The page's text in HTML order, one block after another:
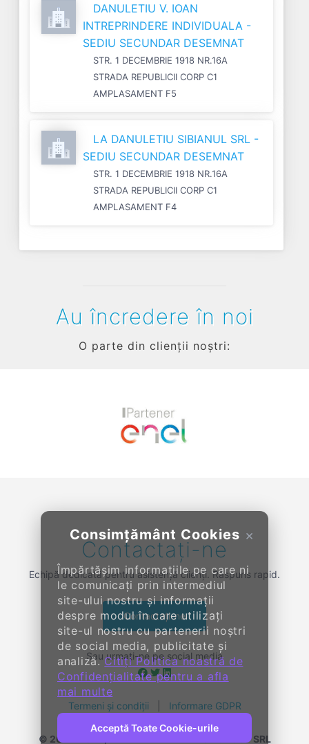
DANULETIU V. IOAN
INTREPRINDERE INDIVIDUALA -
SEDIU SECUNDAR DESEMNAT
STR. 1 DECEMBRIE 1918 NR.16A
STRADA REPUBLICII CORP C1
AMPLASAMENT F5
LA DANULETIU SIBIANUL SRL -
SEDIU SECUNDAR DESEMNAT
STR. 1 DECEMBRIE 1918 NR.16A
STRADA REPUBLICII CORP C1
AMPLASAMENT F4
×
Consimțământ Cookies
Împărtășim informațiile pe care ni
le comunicați prin intermediul
site-ului nostru și informații
despre modul în care utilizați
site-ul nostru cu partenerii noștri
de social media, publicitate și
analiză.Citiți Politica noastră de
Confidențialitate pentru a afla
mai multe
Acceptă Toate Cookie-urile
Au încredere în noi
O parte din clienții noștri:
Contactați-ne
Echipă dedicată pentru asistență clienți. Răspuns rapid.
Contactați-ne
Sau urmați-ne pe social media
Termeni și condiții Informare GDPR
© 2014- 2026, KENDALL ENTERPRISE GROUP SRL